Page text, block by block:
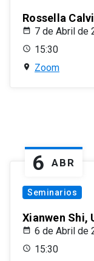
Rossella
7 de Abril de
15:30
Zoom
6 ABR
Seminarios
Xianwen Shi,
6 de Abril de
15:30